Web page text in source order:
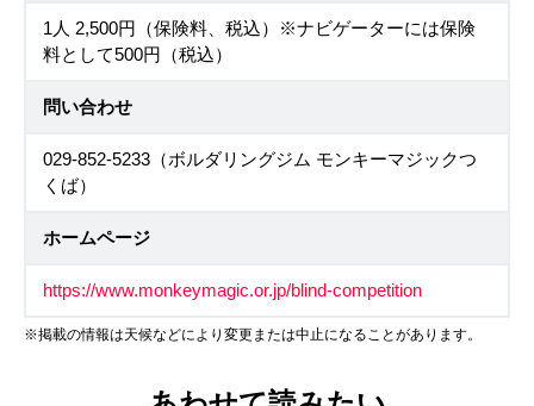
1人 2,500円（保険料、税込）※ナビゲーターには保険
料として500円（税込）
問い合わせ
029-852-5233（ボルダリングジム モンキーマジックつ
くば）
ホームページ
https://www.monkeymagic.or.jp/blind-competition
※掲載の情報は天候などにより変更または中止になることがあります。